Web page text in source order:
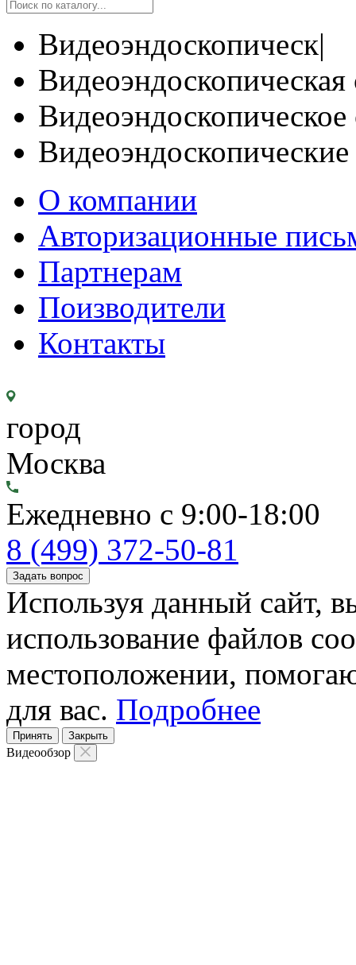
Видеоэндоскопическ|
Видеоэндоскопическая
О компании
Авторизационные
Партнерам
Поизводители
Контакты
город
Москва
Ежедневно с 9:00-18:00
8 (499) 372-50-81
Задать вопрос
Используя данный сайт,
использование файлов
местоположении,
для вас. Подробнее
Принять Закрыть
Видеообзор